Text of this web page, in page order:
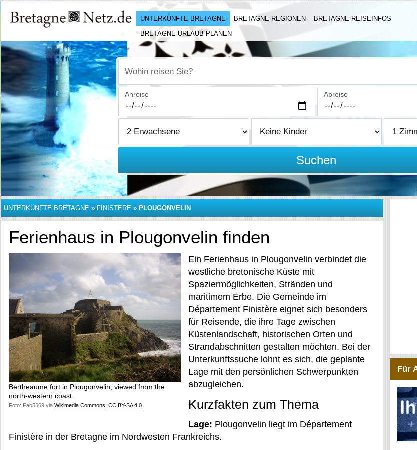
UNTERKÜNFTE BRETAGNE BRETAGNE-REGIONEN
BRETAGNE-REISEINFOS
BRETAGNE-URLAUB PLANEN
Wohin reisen Sie?
Anreise Abreise
Suchen
UNTERKÜNFTE BRETAGNE » FINISTERE » PLOUGONVELIN
Ferienhaus in Plougonvelin finden
Bertheaume fort in Plougonvelin, viewed from the
north-western coast.
Foto: Fab5669 via Wikimedia Commons CC BY-SA 4.0
Ein Ferienhaus in Plougonvelin verbindet die
westliche bretonische Küste mit
Spaziermöglichkeiten, Stränden und
maritimem Erbe. Die Gemeinde im
Département Finistère eignet sich besonders
für Reisende, die ihre Tage zwischen
Küstenlandschaft, historischen Orten und
Strandabschnitten gestalten möchten. Bei der
Unterkunftssuche lohnt es sich, die geplante
Lage mit den persönlichen Schwerpunkten
abzugleichen.
Kurzfakten zum Thema
Lage: Plougonvelin liegt im Département
Finistère in der Bretagne im Nordwesten Frankreichs.
Für